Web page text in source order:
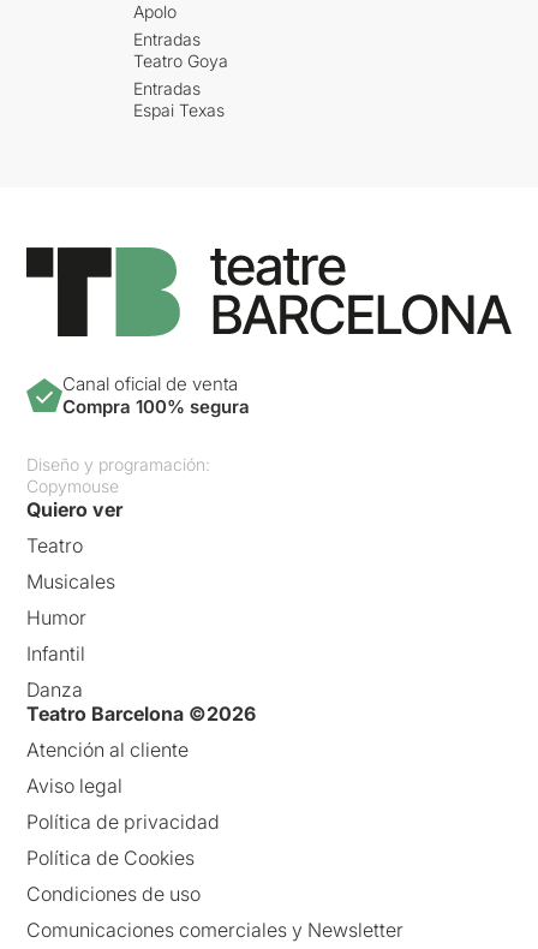
Apolo
Entradas
Teatro Goya
Entradas
Espai Texas
Canal oficial de venta
Compra 100% segura
Diseño y programación:
Copymouse
Quiero ver
Teatro
Musicales
Humor
Infantil
Danza
Teatro Barcelona ©2026
Atención al cliente
Aviso legal
Política de privacidad
Política de Cookies
Condiciones de uso
Comunicaciones comerciales y Newsletter